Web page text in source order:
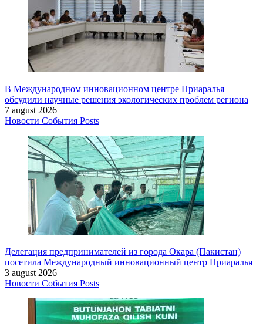
В Международном инновационном центре Приаралья
обсудили научные решения экологических проблем региона
7 august 2026
Новости События Posts
Делегация предпринимателей из города Окара (Пакистан)
посетила Международный инновационный центр Приаралья
3 august 2026
Новости События Posts